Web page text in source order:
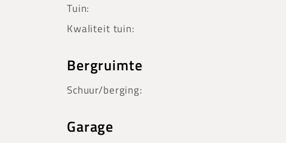
Tuin:
Kwaliteit tuin:
Bergruimte
Schuur/berging:
Garage